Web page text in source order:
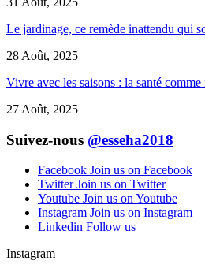
Le jardinage, ce remède inattendu qui
28 Août, 2025
Vivre avec les saisons : la santé comme
27 Août, 2025
Suivez-nous @esseha2018
Facebook Join us on Facebook
Twitter Join us on Twitter
Youtube Join us on Youtube
Instagram Join us on Instagram
Linkedin Follow us
Instagram